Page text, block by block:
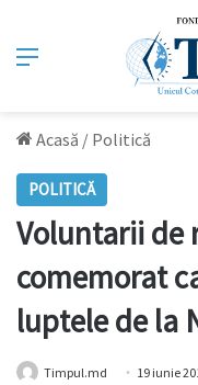
Meniu
Acasă / Politică
POLITICĂ
Voluntarii de
comemorat
luptele de la
Timpul.md 19 iunie